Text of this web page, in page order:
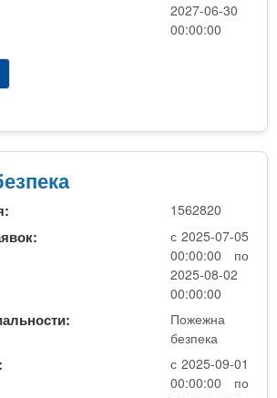
2027-06-30
00:00:00
1562820
с 2025-07-05
00:00:00 по
2025-08-02
00:00:00
Пожежна
безпека
с 2025-09-01
00:00:00 по